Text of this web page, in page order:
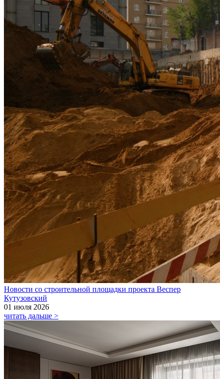
Новости со строительной площадки проекта Веспер
Кутузовский
01 июля 2026
читать дальше >